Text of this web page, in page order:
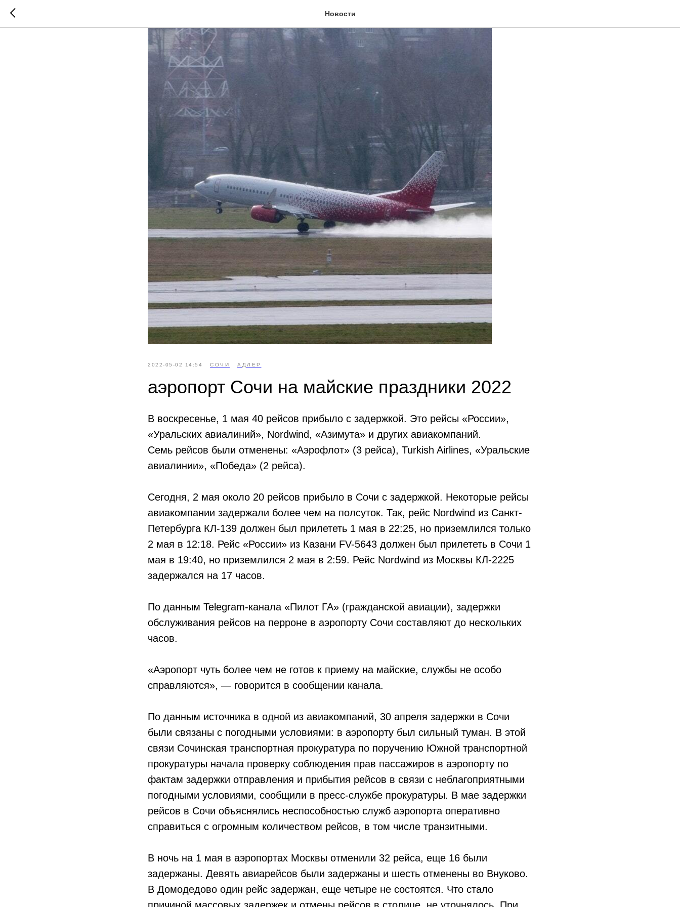
Новости
2022-05-02 14:54 СОЧИ АДЛЕР
аэропорт Сочи на майские праздники 2022
В воскресенье, 1 мая 40 рейсов прибыло с задержкой. Это рейсы «России»,
«Уральских авиалиний», Nordwind, «Азимута» и других авиакомпаний.
Семь рейсов были отменены: «Аэрофлот» (3 рейса), Turkish Airlines, «Уральские
авиалинии», «Победа» (2 рейса).
Сегодня, 2 мая около 20 рейсов прибыло в Сочи с задержкой. Некоторые рейсы
авиакомпании задержали более чем на полсуток. Так, рейс Nordwind из Санкт-
Петербурга КЛ-139 должен был прилететь 1 мая в 22:25, но приземлился только
2 мая в 12:18. Рейс «России» из Казани FV-5643 должен был прилететь в Сочи 1
мая в 19:40, но приземлился 2 мая в 2:59. Рейс Nordwind из Москвы КЛ-2225
задержался на 17 часов.
По данным Telegram-канала «Пилот ГА» (гражданской авиации), задержки
обслуживания рейсов на перроне в аэропорту Сочи составляют до нескольких
часов.
«Аэропорт чуть более чем не готов к приему на майские, службы не особо
справляются», — говорится в сообщении канала.
По данным источника в одной из авиакомпаний, 30 апреля задержки в Сочи
были связаны с погодными условиями: в аэропорту был сильный туман. В этой
связи Сочинская транспортная прокуратура по поручению Южной транспортной
прокуратуры начала проверку соблюдения прав пассажиров в аэропорту по
фактам задержки отправления и прибытия рейсов в связи с неблагоприятными
погодными условиями, сообщили в пресс-службе прокуратуры. В мае задержки
рейсов в Сочи объяснялись неспособностью служб аэропорта оперативно
справиться с огромным количеством рейсов, в том числе транзитными.
В ночь на 1 мая в аэропортах Москвы отменили 32 рейса, еще 16 были
задержаны. Девять авиарейсов были задержаны и шесть отменены во Внуково.
В Домодедово один рейс задержан, еще четыре не состоятся. Что стало